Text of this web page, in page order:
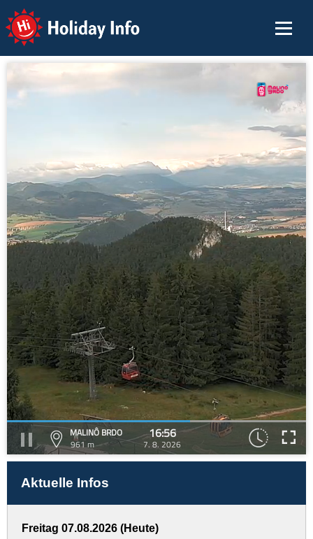
Holiday Info
MALINÔ BRDO
961 m
16:56
7. 8. 2026
Aktuelle Infos
Freitag 07.08.2026 (Heute)